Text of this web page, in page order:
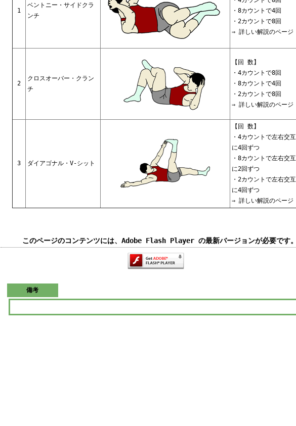
1
ベントニー・サイドクラ
ンチ
・8カウントで4回
・2カウントで8回
⇒ 詳しい解説のページ
2
クロスオーバー・クラン
チ
【回 数】
・4カウントで8回
・8カウントで4回
・2カウントで8回
⇒ 詳しい解説のページ
3 ダイアゴナル・V-シット
【回 数】
・4カウントで左右交互
に4回ずつ
・8カウントで左右交互
に2回ずつ
・2カウントで左右交互
に4回ずつ
⇒ 詳しい解説のページ
このページのコンテンツには、Adobe Flash Player の最新バージョンが必要です。
備考